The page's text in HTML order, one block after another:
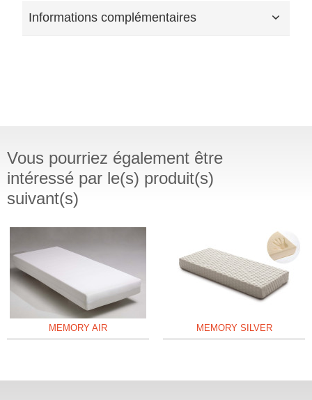
Informations complémentaires
Vous pourriez également être
intéressé par le(s) produit(s)
suivant(s)
MEMORY AIR MEMORY SILVER